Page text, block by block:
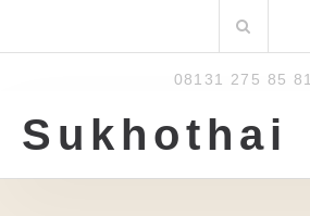
nach:
08131 275 85 81
Sukhothai